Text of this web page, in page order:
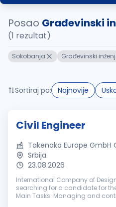
Posao Građevinski
(1 rezultat)
Sokobanja Građevinski
Sortiraj po: Najnovije
Civil Engineer
Takenaka Europe GmbH
Srbija
23.08.2026
International Company of
searching for a candidate for
Main Tasks: Managing and controlling the structural work on